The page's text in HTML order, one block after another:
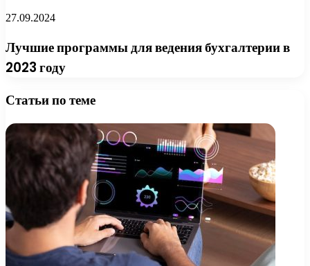
27.09.2024
Лучшие программы для ведения бухгалтерии в
2023 году
Статьи по теме